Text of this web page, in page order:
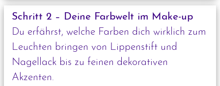
Schritt 2 – Deine Farbwelt im Make-up
Du erfährst, welche Farben dich wirklich zum
Leuchten bringen von Lippenstift und
Nagellack bis zu feinen dekorativen
Akzenten.